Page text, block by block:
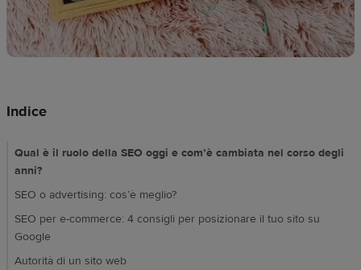
Indice
Qual è il ruolo della SEO oggi e com’è cambiata nel corso degli
anni?
SEO o advertising: cos’è meglio?
SEO per e-commerce: 4 consigli per posizionare il tuo sito su
Google
Autorità di un sito web